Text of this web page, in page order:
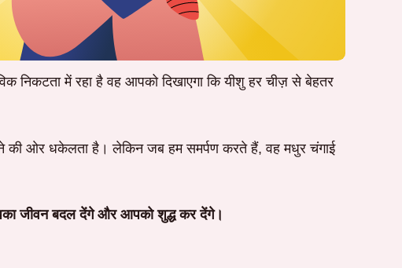
में रहा है वह आपको दिखाएगा कि यीशु हर चीज़ से बेहतर
की ओर धकेलता है। लेकिन जब हम समर्पण करते हैं, वह मधुर चंगाई
जीवन बदल देंगे और आपको शुद्ध कर देंगे।